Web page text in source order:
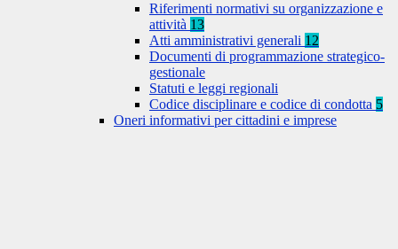
Riferimenti normativi su organizzazione e
attività 13
Atti amministrativi generali 12
Documenti di programmazione strategico-
gestionale
Statuti e leggi regionali
Codice disciplinare e codice di condotta 5
Oneri informativi per cittadini e imprese